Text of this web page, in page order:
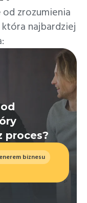
od zrozumienia
najbardziej
proces?
biznesu